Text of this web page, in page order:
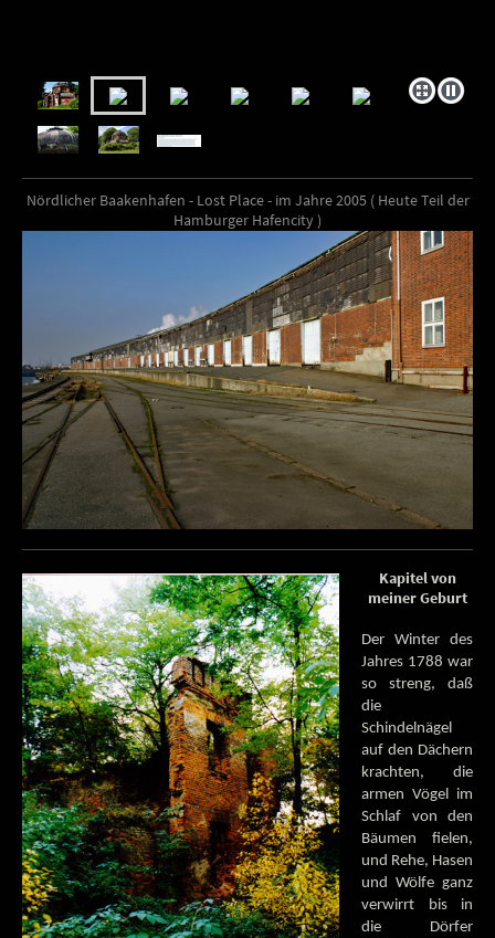
Nördlicher Baakenhafen - Lost Place - im Jahre 2005 ( Heute Teil der
Hamburger Hafencity )
Kapitel von
meiner Geburt
Der Winter des
Jahres 1788 war
so streng, daß
die
Schindelnägel
auf den Dächern
krachten, die
armen Vögel im
Schlaf von den
Bäumen fielen,
und Rehe, Hasen
und Wölfe ganz
verwirrt bis in
die Dörfer